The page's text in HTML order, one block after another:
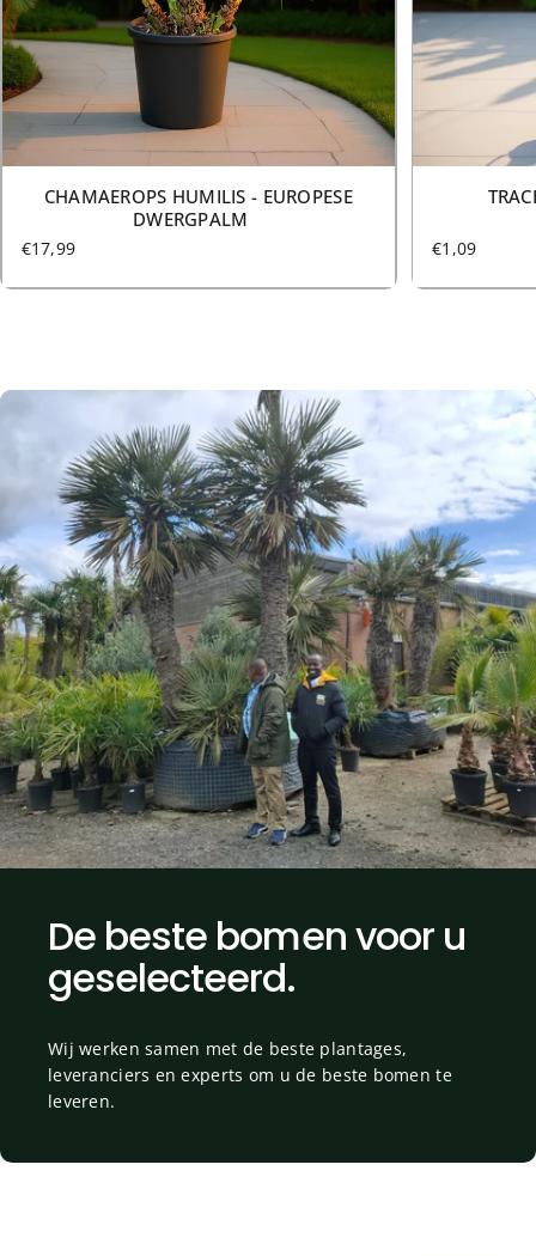
11 MATEN VANAF €17,99
CHAMAEROPS HUMILIS - EUROPESE
DWERGPALM
€17,99 €1,09
De beste bomenvoor u
geselecteerd.
Wij werken samen met de beste plantages,
leveranciers en experts om u de beste bomen te
leveren.